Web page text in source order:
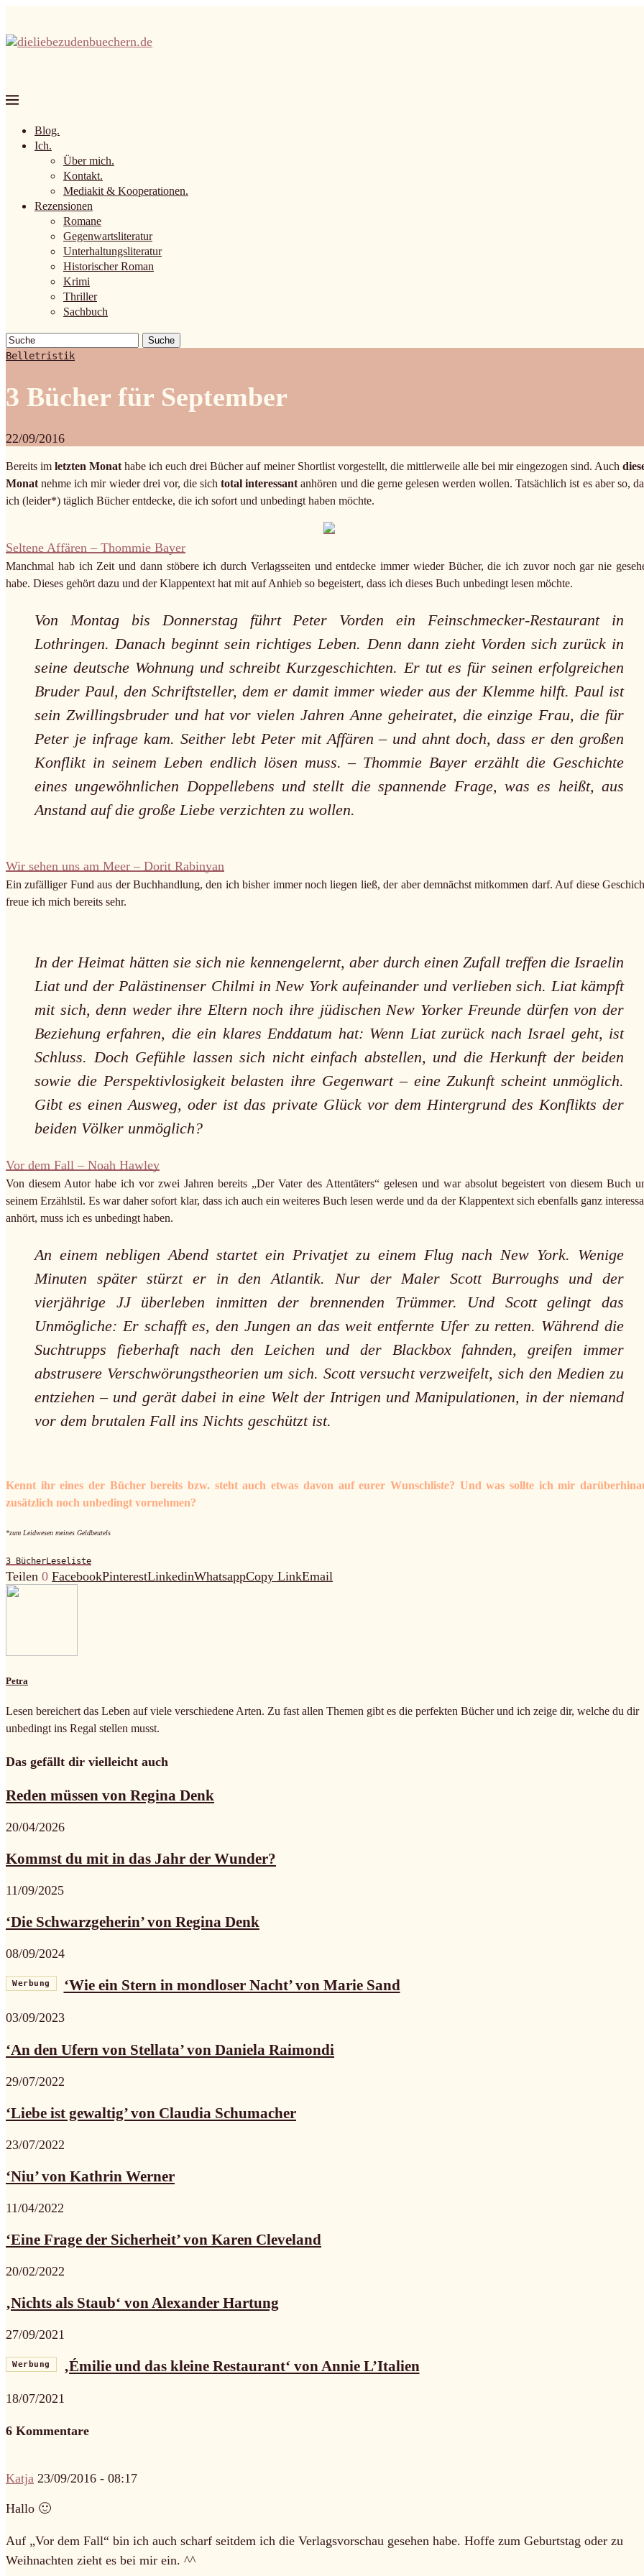
Blog.
Ich.
Über mich.
Kontakt.
Mediakit & Kooperationen.
Rezensionen
Romane
Gegenwartsliteratur
Unterhaltungsliteratur
Historischer Roman
Krimi
Thriller
Sachbuch
Suche
Belletristik
3 Bücher für September
22/09/2016
Bereits imletzten Monat habe ich euch drei Bücher auf meiner Shortlist vorgestellt, die mittlerweile alle bei mir eingezogen sind. Auch
Monat nehme ich mir wieder drei vor, die sichtotal interessantanhören und die gerne gelesen werden wollen. Tatsächlich ist es aber so,
ich (leider*) täglich Bücher entdecke, die ich sofort und unbedingt haben möchte.
Seltene Affären – Thommie Bayer
Manchmal hab ich Zeit und dann stöbere ich durch Verlagsseiten und entdecke immer wieder Bücher, die ich zuvor noch gar nie
habe. Dieses gehört dazu und der Klappentext hat mit auf Anhieb so begeistert, dass ich dieses Buch unbedingt lesen möchte.
Von Montag bis Donnerstag führt Peter Vorden ein Feinschmecker-Restaurant in
Lothringen. Danach beginnt sein richtiges Leben. Denn dann zieht Vorden sich zurück in
seine deutsche Wohnung und schreibt Kurzgeschichten. Er tut es für seinen erfolgreichen
Bruder Paul, den Schriftsteller, dem er damit immer wieder aus der Klemme hilft. Paul ist
sein Zwillingsbruder und hat vor vielen Jahren Anne geheiratet, die einzige Frau, die für
Peter je infrage kam. Seither lebt Peter mit Affären – und ahnt doch, dass er den großen
Konflikt in seinem Leben endlich lösen muss. – Thommie Bayer erzählt die Geschichte
eines ungewöhnlichen Doppellebens und stellt die spannende Frage, was es heißt, aus
Anstand auf die große Liebe verzichten zu wollen.
Wir sehen uns am Meer – Dorit Rabinyan
Ein zufälliger Fund aus der Buchhandlung, den ich bisher immer noch liegen ließ, der aber demnächst mitkommen darf. Auf diese
freue ich mich bereits sehr.
In der Heimat hätten sie sich nie kennengelernt, aber durch einen Zufall treffen die Israelin
Liat und der Palästinenser Chilmi in New York aufeinander und verlieben sich. Liat kämpft
mit sich, denn weder ihre Eltern noch ihre jüdischen New Yorker Freunde dürfen von der
Beziehung erfahren, die ein klares Enddatum hat: Wenn Liat zurück nach Israel geht, ist
Schluss. Doch Gefühle lassen sich nicht einfach abstellen, und die Herkunft der beiden
sowie die Perspektivlosigkeit belasten ihre Gegenwart – eine Zukunft scheint unmöglich.
Gibt es einen Ausweg, oder ist das private Glück vor dem Hintergrund des Konflikts der
beiden Völker unmöglich?
Vor dem Fall – Noah Hawley
Von diesem Autor habe ich vor zwei Jahren bereits „Der Vater des Attentäters“ gelesen und war absolut begeistert von diesem Buch
seinem Erzählstil. Es war daher sofort klar, dass ich auch ein weiteres Buch lesen werde und da der Klappentext sich ebenfalls ganz
anhört, muss ich es unbedingt haben.
An einem nebligen Abend startet ein Privatjet zu einem Flug nach New York. Wenige
Minuten später stürzt er in den Atlantik. Nur der Maler Scott Burroughs und der
vierjährige JJ überleben inmitten der brennenden Trümmer. Und Scott gelingt das
Unmögliche: Er schafft es, den Jungen an das weit entfernte Ufer zu retten. Während die
Suchtrupps fieberhaft nach den Leichen und der Blackbox fahnden, greifen immer
abstrusere Verschwörungstheorien um sich. Scott versucht verzweifelt, sich den Medien zu
entziehen – und gerät dabei in eine Welt der Intrigen und Manipulationen, in der niemand
vor dem brutalen Fall ins Nichts geschützt ist.
Kennt ihr eines der Bücher bereits bzw. steht auch etwas davon auf eurer Wunschliste? Und was sollte ich mir
zusätzlich noch unbedingt vornehmen?
*zum Leidwesen meines Geldbeutels
3 BücherLeseliste
Teilen 0 FacebookPinterestLinkedinWhatsappCopy LinkEmail
Petra
Lesen bereichert das Leben auf viele verschiedene Arten. Zu fast allen Themen gibt es die perfekten Bücher und ich zeige dir, welche du dir
unbedingt ins Regal stellen musst.
Das gefällt dir vielleicht auch
Reden müssen von Regina Denk
20/04/2026
Kommst du mit in das Jahr der Wunder?
11/09/2025
‘Die Schwarzgeherin’ von Regina Denk
08/09/2024
Werbung ‘Wie ein Stern in mondloser Nacht’ von Marie Sand
03/09/2023
‘An den Ufern von Stellata’ von Daniela Raimondi
29/07/2022
‘Liebe ist gewaltig’ von Claudia Schumacher
23/07/2022
‘Niu’ von Kathrin Werner
11/04/2022
‘Eine Frage der Sicherheit’ von Karen Cleveland
20/02/2022
‚Nichts als Staub‘ von Alexander Hartung
27/09/2021
Werbung ‚Émilie und das kleine Restaurant‘ von Annie L’Italien
18/07/2021
6 Kommentare
Katja 23/09/2016 - 08:17
Hallo 🙂
Auf „Vor dem Fall“ bin ich auch scharf seitdem ich die Verlagsvorschau gesehen habe. Hoffe zum Geburtstag oder zu
Weihnachten zieht es bei mir ein. ^^